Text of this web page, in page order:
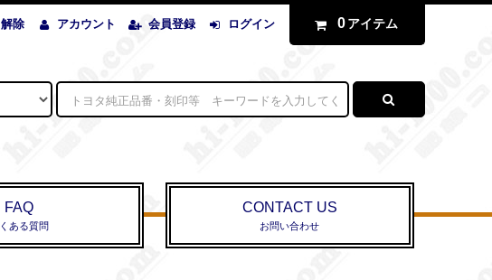
除 アカウント 会員登録 ログイン 0 アイテム
FAQ
ある質問
CONTACT US
お問い合わせ